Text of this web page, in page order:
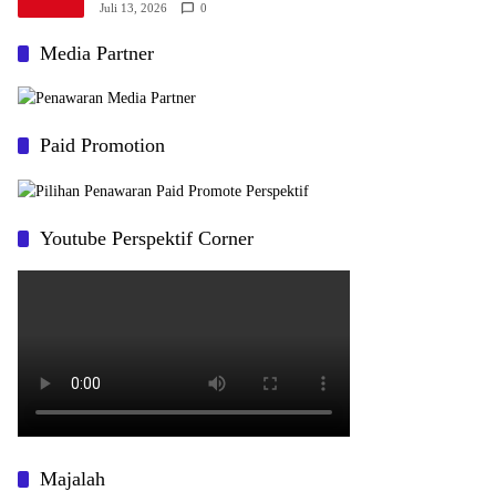
Juli 13, 2026 0
Media Partner
Paid Promotion
Youtube Perspektif Corner
Majalah